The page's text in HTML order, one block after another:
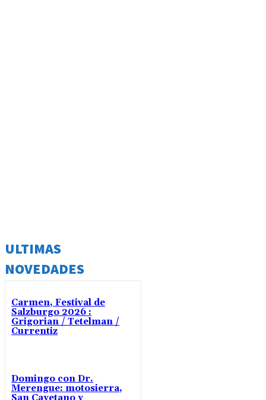
ULTIMAS
NOVEDADES
Carmen, Festival de
Salzburgo 2026 :
Grigorian / Tetelman /
Currentiz
Domingo con Dr.
Merengue: motosierra,